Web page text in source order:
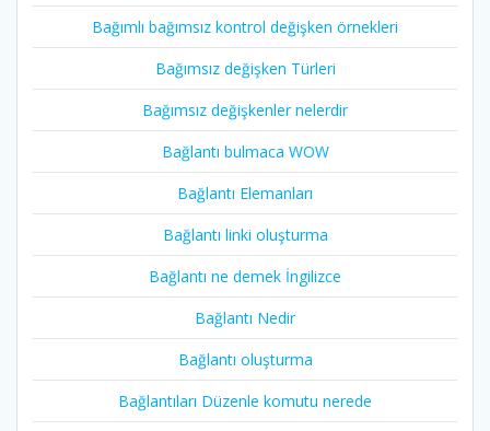
Bağımlı bağımsız kontrol değişken örnekleri
Bağımsız değişken Türleri
Bağımsız değişkenler nelerdir
Bağlantı bulmaca WOW
Bağlantı Elemanları
Bağlantı linki oluşturma
Bağlantı ne demek İngilizce
Bağlantı Nedir
Bağlantı oluşturma
Bağlantıları Düzenle komutu nerede